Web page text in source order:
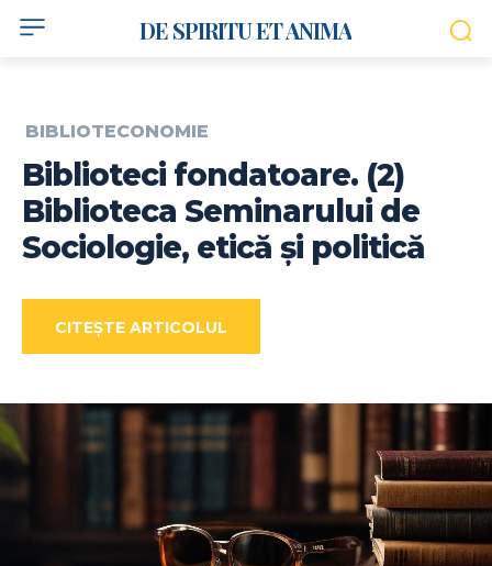
DE SPIRITU ET ANIMA
BIBLIOTECONOMIE
Biblioteci fondatoare. (2)
Biblioteca Seminarului de
Sociologie, etică și politică
CITEȘTE ARTICOLUL